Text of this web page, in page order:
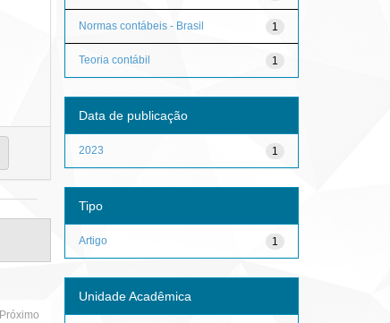
Próximo
1
Normas contábeis - Brasil
1
Teoria contábil
Data de publicação
1
2023
Tipo
1
Artigo
Unidade Acadêmica